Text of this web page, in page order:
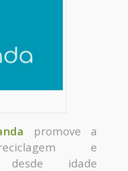
promove a
e
desde idade